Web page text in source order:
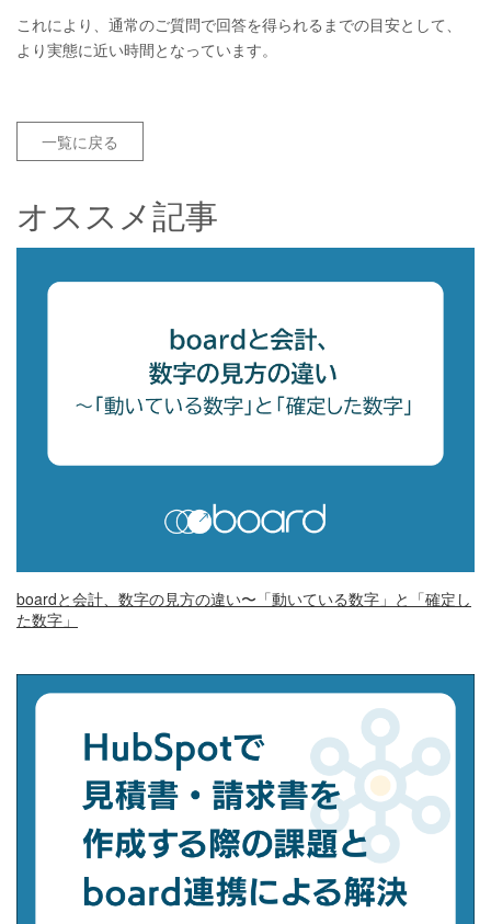
これにより、通常のご質問で回答を得られるまでの目安として、
より実態に近い時間となっています。
一覧に戻る
オススメ記事
boardと会計、数字の見方の違い〜「動いている数字」と「確定し
た数字」